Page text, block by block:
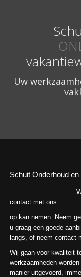
Uw
Schuit Onderhoud
contact met ons
op kan nemen. Neem
u graag een goede
langs, of neem contact
Wij gaan voor kwaliteit
werkzaamheden
manier uitgevoerd,